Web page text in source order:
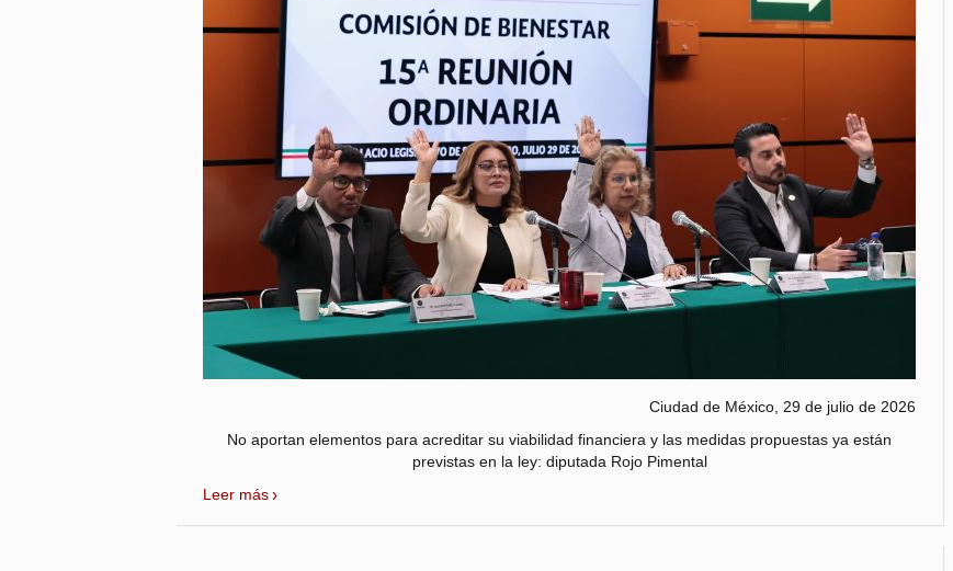
Ciudad de México, 29 de julio de 2026
No aportan elementos para acreditar su viabilidad financiera y las medidas propuestas ya están
previstas en la ley: diputada Rojo Pimental
Leer más